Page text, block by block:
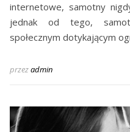
internetowe, samotny
jednak od tego,
społecznym dotykającym
przezadmin